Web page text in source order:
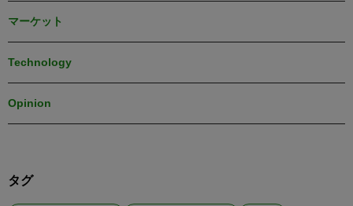
マーケット
Technology
Opinion
タグ